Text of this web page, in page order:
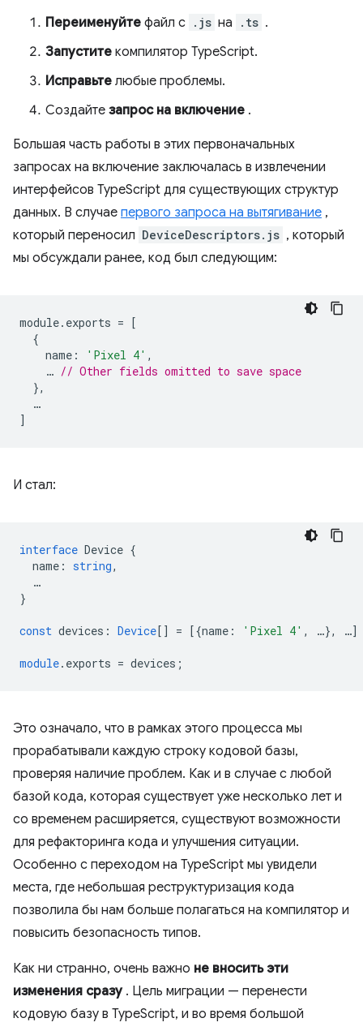
Переименуйте файл с .js на .ts .
Запустите компилятор TypeScript.
Исправьте любые проблемы.
Создайте запрос на включение .
Большая часть работы в этих первоначальных
запросах на включение заключалась в извлечении
интерфейсов TypeScript для существующих структур
данных. В случае первого запроса на вытягивание ,
который переносил DeviceDescriptors.js , который
мы обсуждали ранее, код был следующим:
module. exports = [
{
name : 'Pixel 4' ,
… // Other fields omitted to save space
},
…
]
И стал:
interface Device {
name : string,
…
}
const devices : Device[] = [{name : 'Pixel 4' , …}, …]
module.exports = devices ;
Это означало, что в рамках этого процесса мы
прорабатывали каждую строку кодовой базы,
проверяя наличие проблем. Как и в случае с любой
базой кода, которая существует уже несколько лет и
со временем расширяется, существуют возможности
для рефакторинга кода и улучшения ситуации.
Особенно с переходом на TypeScript мы увидели
места, где небольшая реструктуризация кода
позволила бы нам больше полагаться на компилятор и
повысить безопасность типов.
Как ни странно, очень важно не вносить эти
изменения сразу. Цель миграции — перенести
кодовую базу в TypeScript, и во время большой